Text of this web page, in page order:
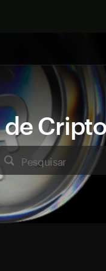
Pesquisar